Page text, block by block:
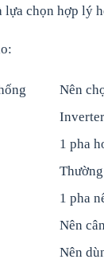
lựa chọn hợp lý
Nên
1 pha
1 pha
Nên
Nên